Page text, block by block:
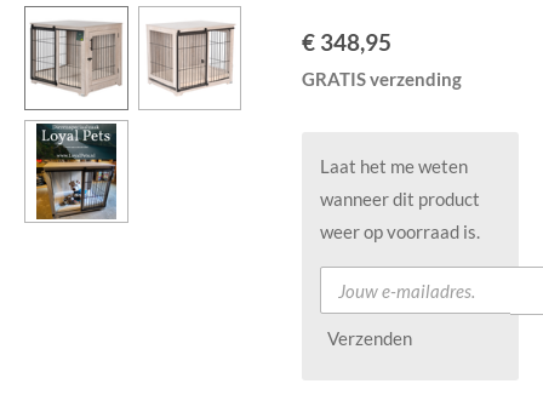
€ 348,95
GRATIS verzending
Laat het me weten
wanneer dit product
weer op voorraad is.
Verzenden